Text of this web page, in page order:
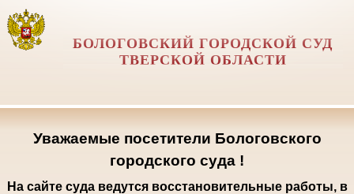
БОЛОГОВСКИЙ ГОРОДСКОЙ СУД
ТВЕРСКОЙ ОБЛАСТИ
Уважаемые посетители Бологовского
городского суда !
На сайте суда ведутся восстановительные работы, в